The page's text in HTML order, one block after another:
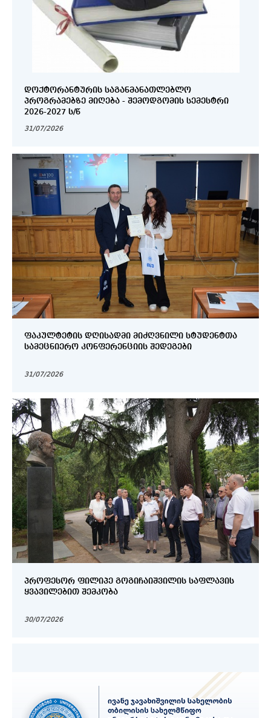
ᲓᲝᲥᲢᲝᲠᲐᲜᲢᲣᲠᲘᲡ ᲡᲐᲒᲐᲜᲛᲐᲜᲐᲗᲚᲔᲑᲚᲝ
ᲞᲠᲝᲒᲠᲐᲛᲔᲑᲖᲔ ᲛᲘᲦᲔᲑᲐ - ᲨᲔᲛᲝᲓᲒᲝᲛᲘᲡ ᲡᲔᲛᲔᲡᲢᲠᲘ
2026-2027 Ს/Წ
31/07/2026
ᲤᲐᲙᲣᲚᲢᲔᲢᲘᲡ ᲓᲦᲘᲡᲐᲓᲛᲘ ᲛᲘᲫᲦᲕᲜᲘᲚᲘ ᲡᲢᲣᲓᲔᲜᲢᲗᲐ
ᲡᲐᲛᲔᲪᲜᲘᲔᲠᲝ ᲙᲝᲜᲤᲔᲠᲔᲜᲪᲘᲘᲡ ᲨᲔᲓᲔᲒᲔᲑᲘ
31/07/2026
ᲞᲠᲝᲤᲔᲡᲝᲠ ᲤᲘᲚᲘᲞᲔ ᲒᲝᲒᲘᲩᲐᲘᲨᲕᲘᲚᲘᲡ ᲡᲐᲤᲚᲐᲕᲘᲡ
ᲧᲕᲐᲕᲘᲚᲔᲑᲘᲗ ᲨᲔᲛᲙᲝᲑᲐ
30/07/2026